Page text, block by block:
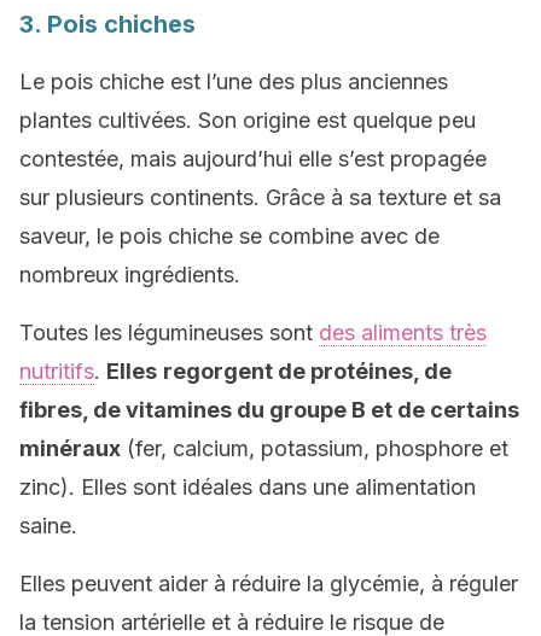
3. Pois chiches
Le pois chiche est l’une des plus anciennes
plantes cultivées. Son origine est quelque peu
contestée, mais aujourd’hui elle s’est propagée
sur plusieurs continents. Grâce à sa texture et sa
saveur, le pois chiche se combine avec de
nombreux ingrédients.
Toutes les légumineuses sont des aliments très
nutritifs. Elles regorgent de protéines, de
fibres, de vitamines du groupe B et de certains
minéraux (fer, calcium, potassium, phosphore et
zinc). Elles sont idéales dans une alimentation
saine.
Elles peuvent aider à réduire la glycémie, à réguler
la tension artérielle et à réduire le risque de